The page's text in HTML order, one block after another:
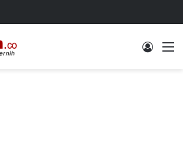
Log In